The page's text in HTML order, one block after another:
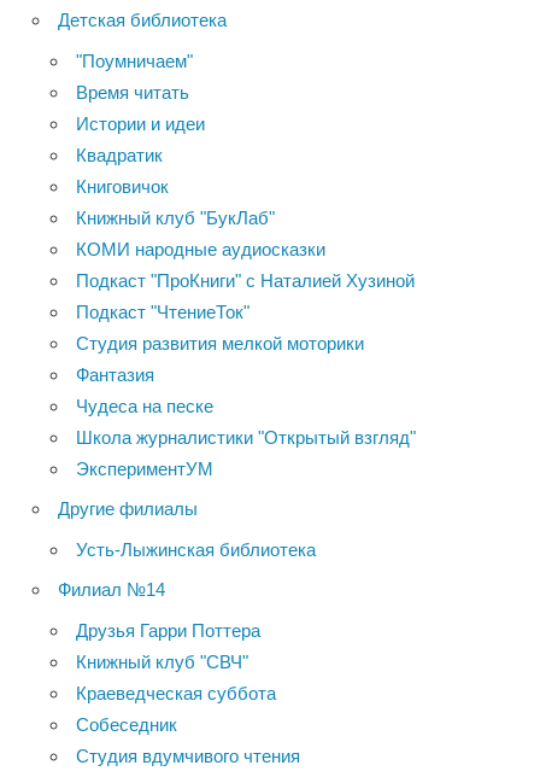
Детская библиотека
"Поумничаем"
Время читать
Истории и идеи
Квадратик
Книговичок
Книжный клуб "БукЛаб"
КОМИ народные аудиосказки
Подкаст "ПроКниги" с Наталией Хузиной
Подкаст "ЧтениеТок"
Студия развития мелкой моторики
Фантазия
Чудеса на песке
Школа журналистики "Открытый взгляд"
ЭкспериментУМ
Другие филиалы
Усть-Лыжинская библиотека
Филиал №14
Друзья Гарри Поттера
Книжный клуб "СВЧ"
Краеведческая суббота
Собеседник
Студия вдумчивого чтения